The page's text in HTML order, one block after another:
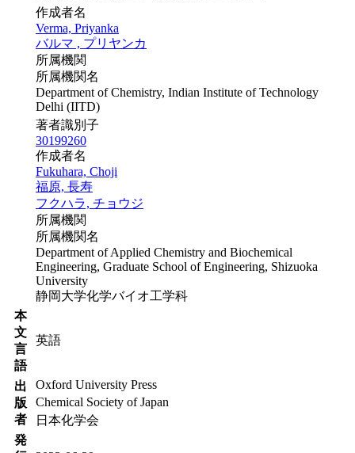
作成者名
Verma, Priyanka
バルマ , プリヤンカ
所属機関
所属機関名
Department of Chemistry, Indian Institute of Technology
Delhi (IITD)
著者識別子
30199260
作成者名
Fukuhara, Choji
福原, 長寿
フクハラ, チョウジ
所属機関
所属機関名
Department of Applied Chemistry and Biochemical
Engineering, Graduate School of Engineering, Shizuoka
University
静岡大学化学バイオ工学科
本
文
言
語
英語
出
版
者
Oxford University Press
Chemical Society of Japan
日本化学会
発